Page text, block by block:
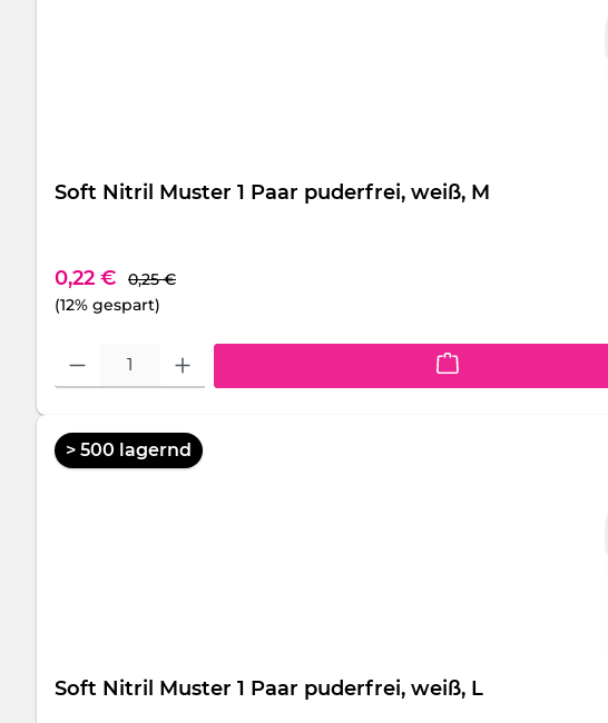
Soft Nitril Muster 1 Paar puderfrei, weiß, M
Verkaufspreis:
0,22 € Regulärer Preis:
0,25 €
(12% gespart)
Produkt Anzahl: Gib den gewünschten Wert ein oder benutze die Schaltflächen
> 500 lagernd
Soft Nitril Muster 1 Paar puderfrei, weiß, L